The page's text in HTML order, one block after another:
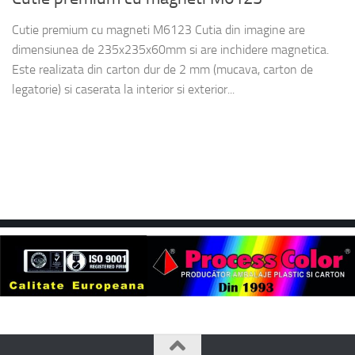
Cutie premium cu magneti M6123 Cutia din imagine are
dimensiunea de 235x235x60mm si are inchidere magnetica.
Este realizata din carton dur de 2 mm (mucava, carton de
legatorie) si caserata la interior si exterior...